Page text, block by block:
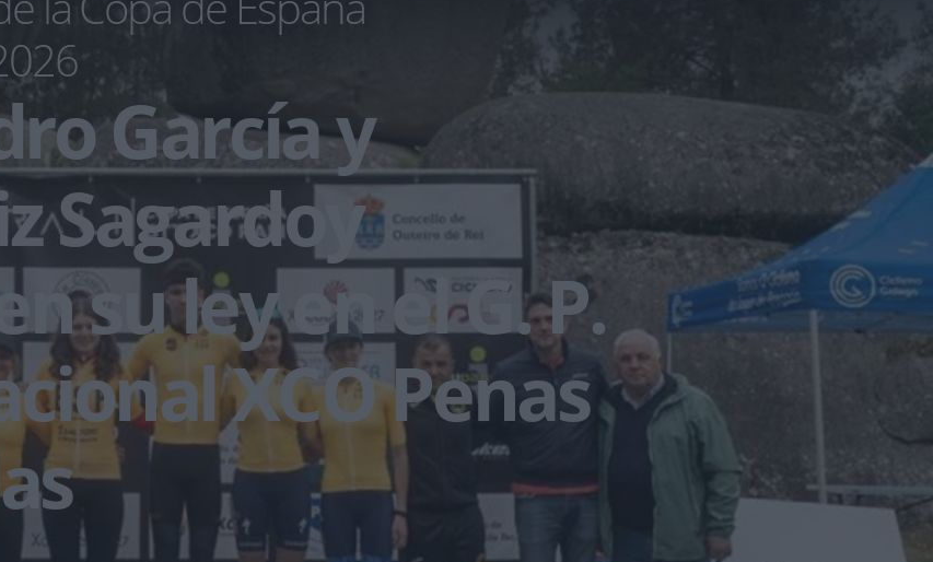
García y
Sagardoy
su ley en el G. P.
XCO Penas